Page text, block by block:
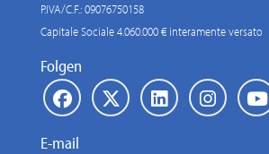
P.IVA/C.F.: 09076750158
Capitale Sociale 4.060.000 € interamente versato
Folgen
E-mail